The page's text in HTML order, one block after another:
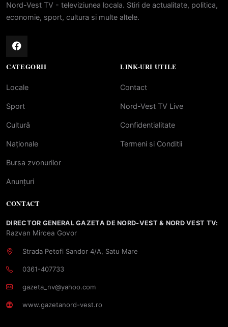
Nord-Vest TV - televiziunea locala. Stiri de actualitate, politica,
economie, sport, cultura si multe altele.
CATEGORII
Locale
Sport
Cultură
Naționale
Bursa zvonurilor
Anunțuri
LINK-URI UTILE
Contact
Nord-Vest TV Live
Confidentialitate
Termeni si Conditii
CONTACT
DIRECTOR GENERAL GAZETA DE NORD-VEST & NORD VEST TV:
Razvan Mircea Govor
Strada Petofi Sandor 4/A, Satu Mare
0361-407733
gazeta_nv@yahoo.com
www.gazetanord-vest.ro